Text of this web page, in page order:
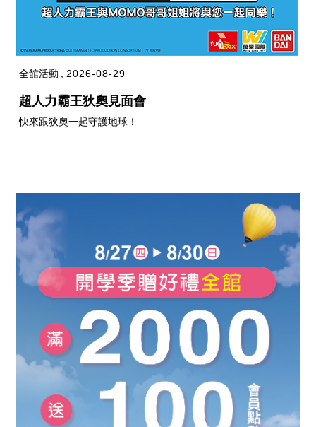
全館活動 2026-08-29
超人力霸王狄奧見面會
快來跟狄奧一起守護地球！